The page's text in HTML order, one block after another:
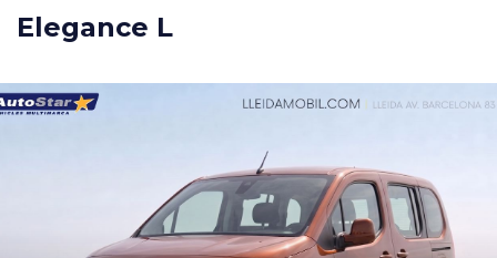
Elegance L